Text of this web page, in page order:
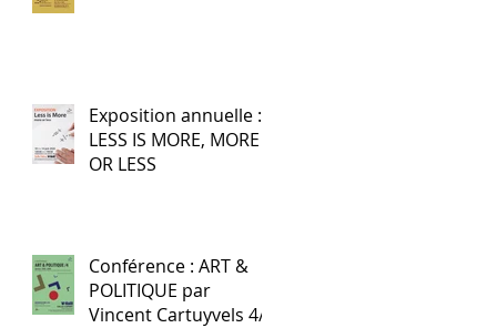
Exposition annuelle :
LESS IS MORE, MORE
OR LESS
Conférence : ART &
POLITIQUE par
Vincent Cartuyvels 4/4